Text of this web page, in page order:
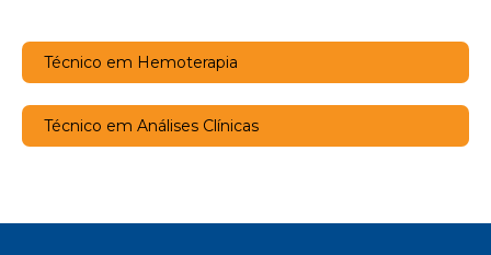
Técnico em Hemoterapia
Técnico em Análises Clínicas